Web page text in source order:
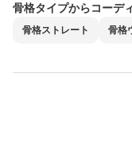
骨格タイプからコーデ
骨格ストレート 骨格